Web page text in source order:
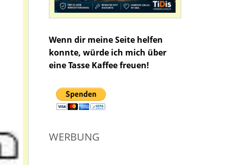
Wenn dir meine Seite helfen
konnte, würde ich mich über
eine Tasse Kaffee freuen!
WERBUNG